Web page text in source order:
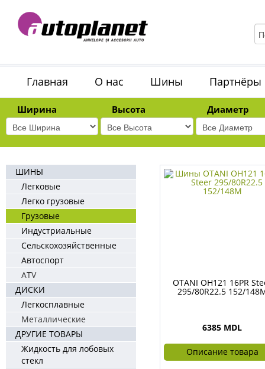
Главная О нас Шины Партнёры
Ширина Высота Диаметр
ШИНЫ
Легковые
Легко грузовые
Грузовые
Индустриальные
Сельскохозяйственные
Автоспорт
ATV
ДИСКИ
Легкосплавные
Металлические
ДРУГИЕ ТОВАРЫ
Жидкость для лобовых
стекл
OTANI OH121 16PR
295/80R22.5 152/
6385 MDL
Описание товара